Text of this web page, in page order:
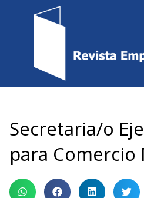
Secretaria/o
para Comercio